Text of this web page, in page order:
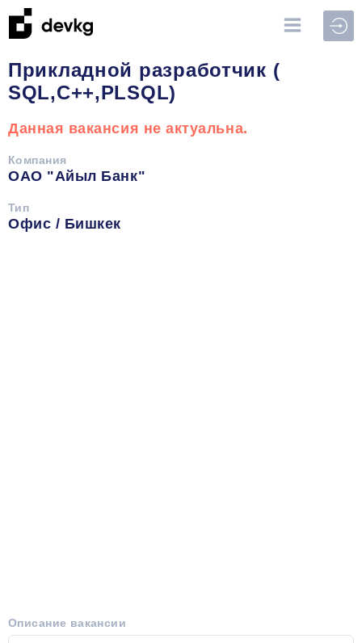
Прикладной разработчик (
SQL,C++,PLSQL)
Данная вакансия не актуальна.
Компания
ОАО "Айыл Банк"
Тип
Офис / Бишкек
Описание вакансии